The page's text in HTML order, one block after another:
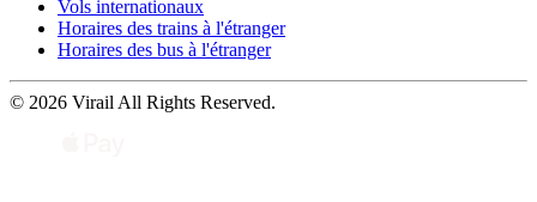
Vols internationaux
Horaires des trains à l'étranger
Horaires des bus à l'étranger
© 2026 Virail All Rights Reserved.